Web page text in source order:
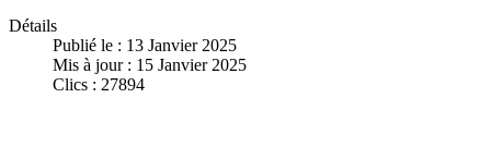
Détails
Publié le : 13 Janvier 2025
Mis à jour : 15 Janvier 2025
Clics : 27894